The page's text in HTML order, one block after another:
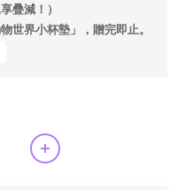
疊減！）
世界小杯墊」，贈完即止。